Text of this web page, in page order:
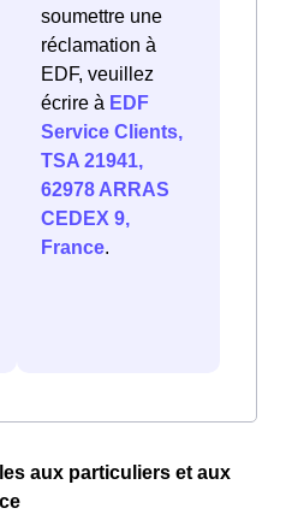
soumettre une
réclamation à
EDF, veuillez
écrire à EDF
Service Clients,
TSA 21941,
62978 ARRAS
CEDEX 9,
France.
aux particuliers et aux